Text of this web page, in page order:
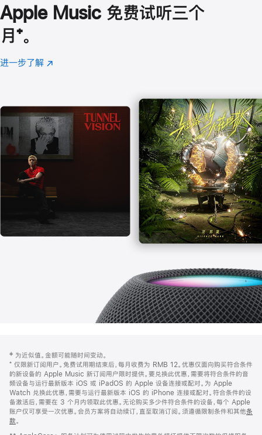
Apple Music 免费试听三个
月 脚
注
⁺。
进一步了解 Apple
(在
口
中
打
开)
页
页
脚
注
‡ 为近似值。金额可能随时间变动。
⁺ 仅限新订阅用户。免费试用期结束后，每月收费为 RMB 12。优惠仅面向购买符合条件
的新设备的 Apple Music 新订阅用户限时提供。要兑换此优惠，需要将符合条件的音
频设备与运行最新版本 iOS 或 iPadOS 的 Apple 设备连接或配对。为 Apple
Watch 兑换此优惠，需要与运行最新版本 iOS 的 iPhone 连接或配对。符合条件的设
备激活后，需要在 3 个月内领取此优惠。无论购买多少件符合条件的设备，每个 Apple
账户仅可享受一次优惠。会员方案将自动续订，直至取消订阅。须遵循限制条件和其他条
款。